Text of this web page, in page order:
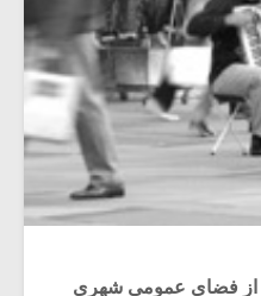
از فضای عمومی شهری